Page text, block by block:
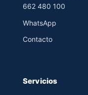
662 480 100
WhatsApp
Contacto
Servicios